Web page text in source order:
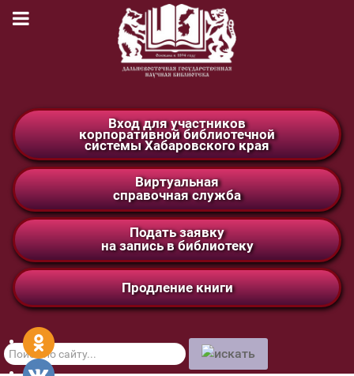
Вход для участников
корпоративной библиотечной
системы Хабаровского края
Виртуальная
справочная служба
Подать заявку
на запись в библиотеку
Продление книги
Поиск
по